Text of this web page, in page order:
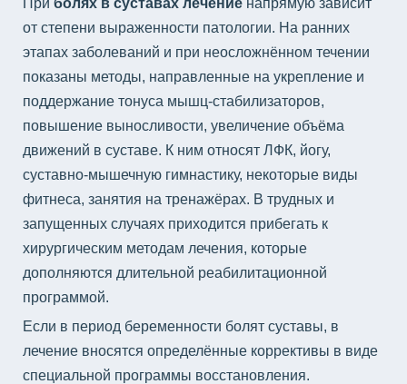
от степени выраженности патологии. На ранних
этапах заболеваний и при неосложнённом течении
показаны методы, направленные на укрепление и
поддержание тонуса мышц-стабилизаторов,
повышение выносливости, увеличение объёма
движений в суставе. К ним относят ЛФК, йогу,
суставно-мышечную гимнастику, некоторые виды
фитнеса, занятия на тренажёрах. В трудных и
запущенных случаях приходится прибегать к
хирургическим методам лечения, которые
дополняются длительной реабилитационной
программой.
Если в период беременности болят суставы, в
лечение вносятся определённые коррективы в виде
специальной программы восстановления.